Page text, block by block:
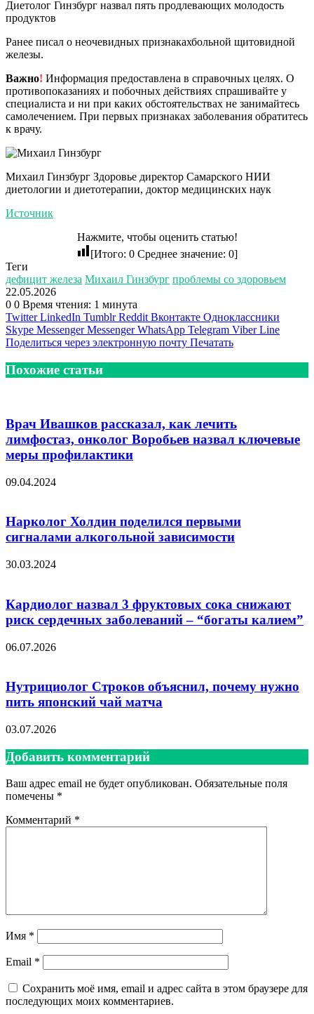
Диетолог Гинзбург назвал пять продлевающих молодость
продуктов
Ранее писал о неочевидных признакахбольной щитовидной
железы.
Важно! Информация предоставлена в справочных целях. О
противопоказаниях и побочных действиях спрашивайте у
специалиста и ни при каких обстоятельствах не занимайтесь
самолечением. При первых признаках заболевания обратитесь
к врачу.
Михаил Гинзбург Здоровье директор Самарского НИИ
диетологии и диетотерапии, доктор медицинских наук
Источник
Нажмите, чтобы оценить статью!
[Итого: 0 Среднее значение: 0]
Теги
дефицит железа Михаил Гинзбург проблемы со здоровьем
22.05.2026
0 0 Время чтения: 1 минута
Twitter LinkedIn Tumblr Reddit Вконтакте Одноклассники
Skype Messenger Messenger WhatsApp Telegram Viber Line
Поделиться через электронную почту Печатать
Похожие статьи
Врач Ивашков рассказал, как лечить
лимфостаз, онколог Воробьев назвал ключевые
меры профилактики
09.04.2024
Нарколог Холдин поделился первыми
сигналами алкогольной зависимости
30.03.2024
Кардиолог назвал 3 фруктовых сока снижают
риск сердечных заболеваний – “богаты калием”
06.07.2026
Нутрициолог Строков объяснил, почему нужно
пить японский чай матча
03.07.2026
Добавить комментарий
Ваш адрес email не будет опубликован. Обязательные поля
помечены *
Комментарий *
Имя *
Email *
Сохранить моё имя, email и адрес сайта в этом браузере для
последующих моих комментариев.